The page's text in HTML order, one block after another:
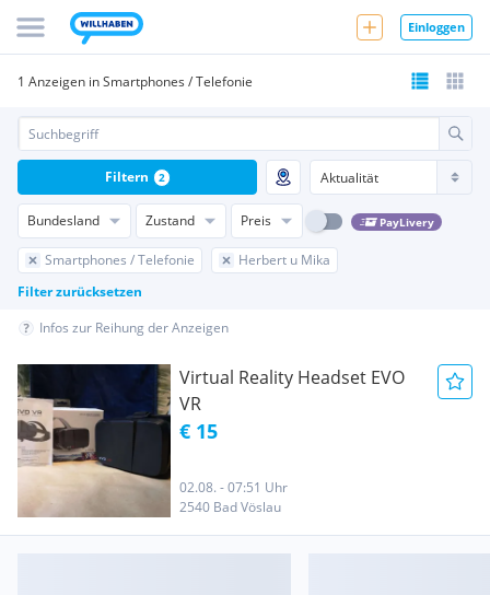
Einloggen
1 Anzeigen in Smartphones / Telefonie
Bundesland Zustand Preis PayLivery
Smartphones / Telefonie
Herbert u Mika
Filter zurücksetzen
Filtern 2
Infos zur Reihung der Anzeigen
Virtual Reality Headset EVO
VR
€ 15
02.08. - 07:51 Uhr
2540 Bad Vöslau